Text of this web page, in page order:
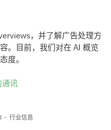
，并了解广告处理方
。目前，我们对在 AI 概览
度。
通讯
行业信息